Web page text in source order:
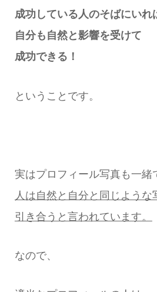
成功している人のそばにいれ
自分も自然と影響を受けて
成功できる！
ということです。
実はプロフィール写真も一緒
人は自然と自分と同じような
引き合うと言われています。
なので、